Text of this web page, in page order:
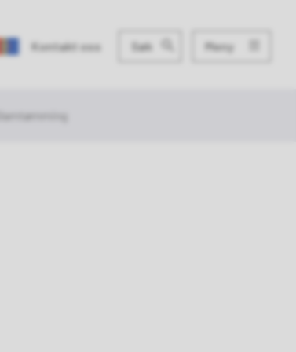
Kontakt oss Søk Meny
Slamtømming